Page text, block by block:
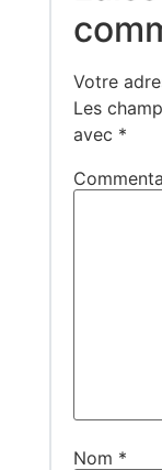
Votre
Les
avec *
Nom *